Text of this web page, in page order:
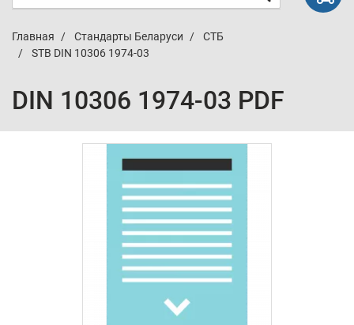
Главная Стандарты Беларуси
СТБ
STB DIN 10306 1974-03
DIN 10306 1974-03 PDF